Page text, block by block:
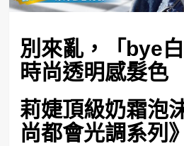
別來亂，「 bye
時尚透明感髮色
莉婕頂級奶霜泡
尚都會光調系列 》